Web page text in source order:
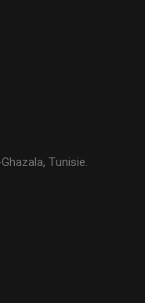
Tunisie.